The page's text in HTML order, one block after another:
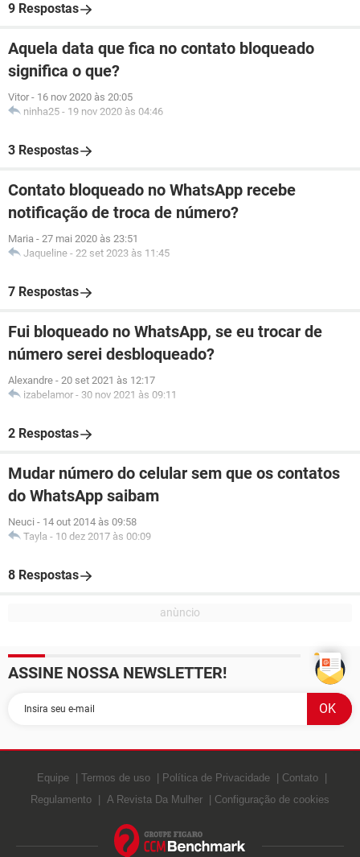
9 Respostas
Aquela data que fica no contato bloqueado
significa o que?
Vitor - 16 nov 2020 às 20:05
ninha25 - 19 nov 2020 às 04:46
3 Respostas
Contato bloqueado no WhatsApp recebe
notificação de troca de número?
Maria - 27 mai 2020 às 23:51
Jaqueline - 22 set 2023 às 11:45
7 Respostas
Fui bloqueado no WhatsApp, se eu trocar de
número serei desbloqueado?
Alexandre - 20 set 2021 às 12:17
izabelamor - 30 nov 2021 às 09:11
2 Respostas
Mudar número do celular sem que os contatos
do WhatsApp saibam
Neuci - 14 out 2014 às 09:58
Tayla - 10 dez 2017 às 00:09
8 Respostas
ASSINE NOSSA NEWSLETTER!
Equipe Termos de uso Política de Privacidade
Contato
Regulamento
A Revista Da Mulher Configuração de cookies